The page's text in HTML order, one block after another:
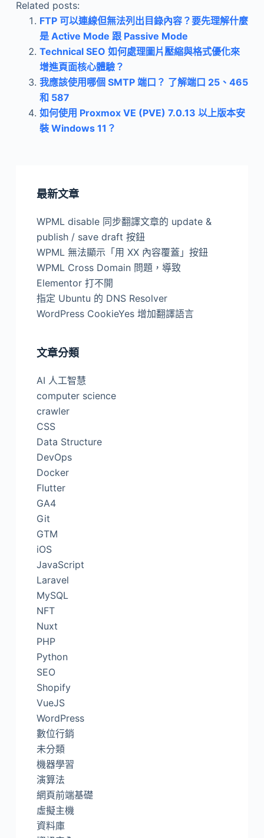
Related posts:
FTP 可以連線但無法列出目錄內容？要先理解什麼
是 Active Mode 跟 Passive Mode
Technical SEO 如何處理圖片壓縮與格式優化來
增進頁面核心體驗？
我應該使用哪個 SMTP 端口？ 了解端口 25、465
和 587
如何使用 Proxmox VE (PVE) 7.0.13 以上版本安
裝 Windows 11？
最新文章
WPML disable 同步翻譯文章的 update &
publish / save draft 按鈕
WPML 無法顯示「用 XX 內容覆蓋」按鈕
WPML Cross Domain 問題，導致
Elementor 打不開
指定 Ubuntu 的 DNS Resolver
WordPress CookieYes 增加翻譯語言
文章分類
AI 人工智慧
computer science
crawler
CSS
Data Structure
DevOps
Docker
Flutter
GA4
Git
GTM
iOS
JavaScript
Laravel
MySQL
NFT
Nuxt
PHP
Python
SEO
Shopify
VueJS
WordPress
數位行銷
未分類
機器學習
演算法
網頁前端基礎
虛擬主機
資料庫